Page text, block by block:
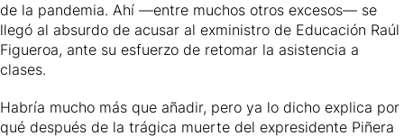
de la pandemia. Ahí —entre muchos otros excesos— se
llegó al absurdo de acusar al exministro de Educación Raúl
Figueroa, ante su esfuerzo de retomar la asistencia a
clases.
Habría mucho más que añadir, pero ya lo dicho explica por
qué después de la trágica muerte del expresidente Piñera